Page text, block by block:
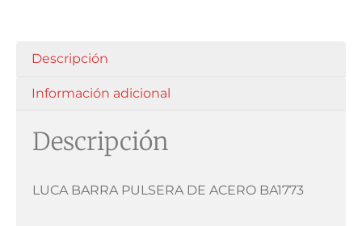
Descripción
Información adicional
Descripción
LUCA BARRA PULSERA DE ACERO BA1773